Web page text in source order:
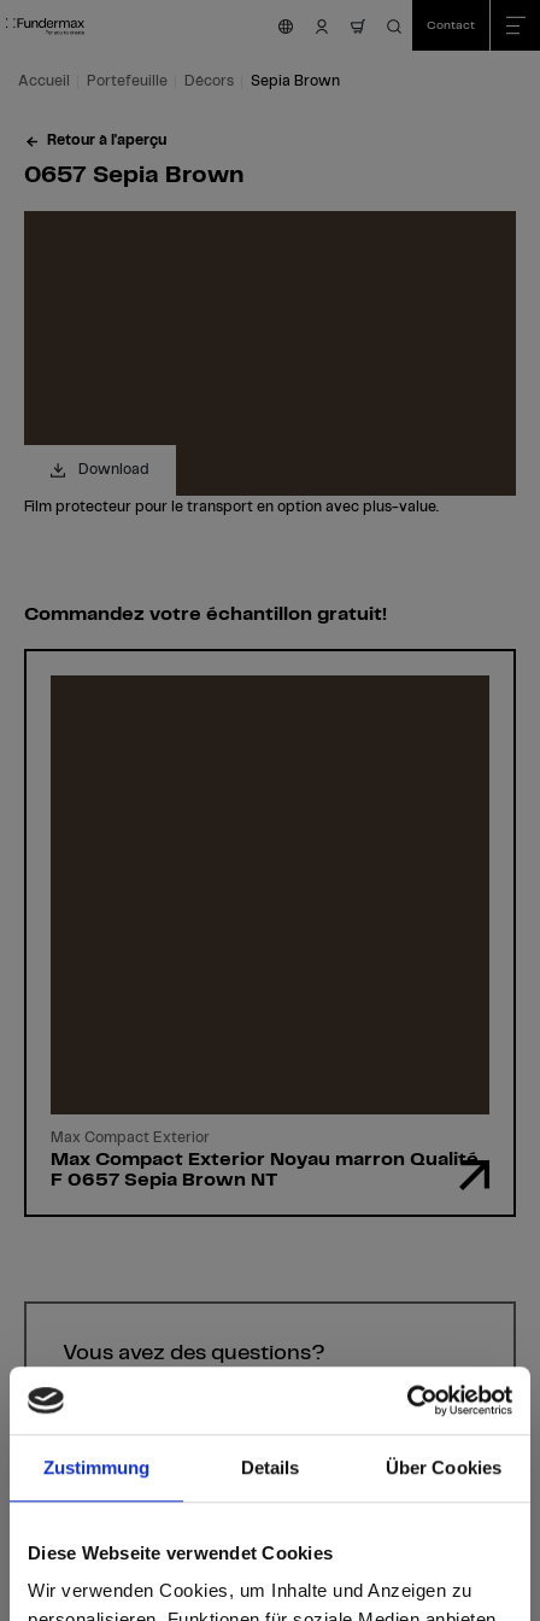
Zustimmung Details Über Cookies
Diese Webseite verwendet Cookies
Wir verwenden Cookies, um Inhalte und Anzeigen zu
Aller au contenu principal
Aller au sommaire
Aller au menu principal
nav.cart.item.count
Contact
Accueil Portefeuille Décors Sepia Brown
Retour à l'aperçu
0657 Sepia Brown
Download
Film protecteur pour le transport en option avec plus-value.
Commandez votre échantillon gratuit!
Max Compact Exterior
Max Compact Exterior Noyau marron Qualité
F 0657 Sepia Brown NT
Vous avez des questions?
Nos experts se feront un plaisir de vous aider!
Formulaire de contact